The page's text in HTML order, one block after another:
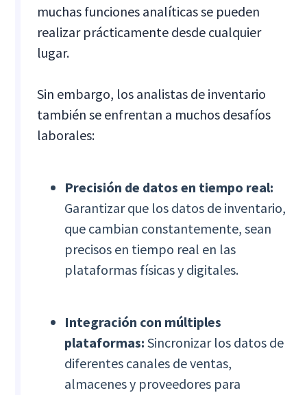
muchas funciones analíticas se pueden
realizar prácticamente desde cualquier
lugar.
Sin embargo, los analistas de inventario
también se enfrentan a muchos desafíos
laborales:
Precisión de datos en tiempo real:
Garantizar que los datos de inventario,
que cambian constantemente, sean
precisos en tiempo real en las
plataformas físicas y digitales.
Integración con múltiples
plataformas:Sincronizar los datos de
diferentes canales de ventas,
almacenes y proveedores para